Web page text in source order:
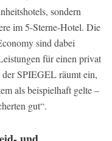
sondern
im 5-Sterne-Hotel. Die
sind dabei
für einen privat
SPIEGEL räumt ein,
als beispielhaft gelte –
gut“.